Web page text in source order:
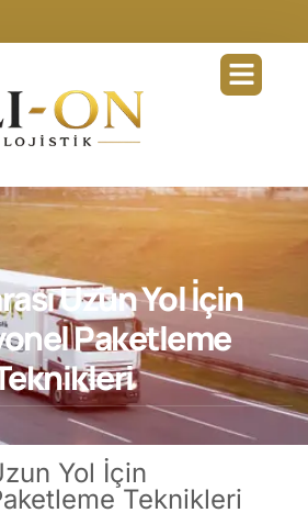
Uzun Yol İçin
Paketleme
Yol İçin
Teknikleri